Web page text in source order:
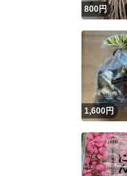
800円
1,600円